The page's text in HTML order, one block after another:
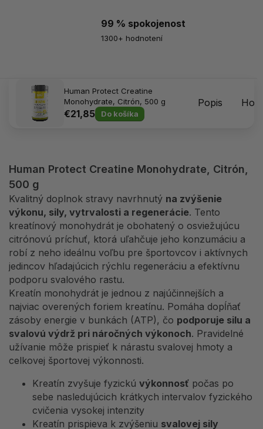
99 % spokojenost
1300+ hodnotení
Human Protect Creatine
Monohydrate, Citrón, 500 g
€21,85 Do košíka
Popis
Human Protect Creatine Monohydrate, Citrón,
500 g
Kvalitný doplnok stravy navrhnutý na zvýšenie
výkonu, sily, vytrvalosti a regenerácie. Tento
kreatínový monohydrát je obohatený o osviežujúcu
citrónovú príchuť, ktorá uľahčuje jeho konzumáciu a
robí z neho ideálnu voľbu pre športovcov i aktívnych
jedincov hľadajúcich rýchlu regeneráciu a efektívnu
podporu svalového rastu.
Kreatín monohydrát je jednou z najúčinnejších a
najviac overených foriem kreatínu. Pomáha dopĺňať
zásoby energie v bunkách (ATP), čo podporuje silu a
svalovú výdrž pri náročných výkonoch. Pravidelné
užívanie môže prispieť k nárastu svalovej hmoty a
celkovej športovej výkonnosti.
Kreatín zvyšuje fyzickú výkonnosť počas po
sebe nasledujúcich krátkych intervalov fyzického
cvičenia vysokej intenzity
Kreatín prispieva k zvýšeniu svalovej sily